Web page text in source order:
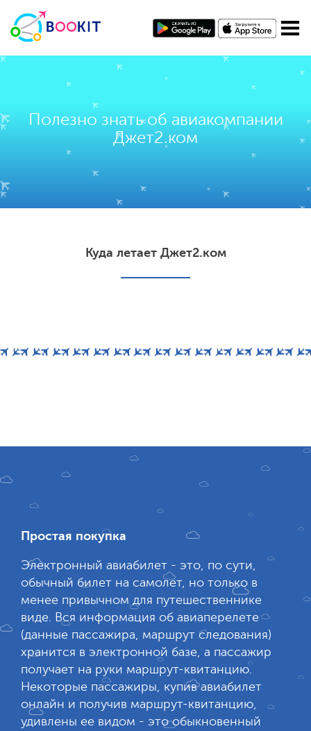
Полезно знать об авиакомпании
Джет2.ком
Куда летает Джет2.ком
Простая покупка
Электронный авиабилет - это, по сути,
обычный билет на самолет, но только в
менее привычном для путешественнике
виде. Вся информация об авиаперелете
(данные пассажира, маршрут следования)
хранится в электронной базе, а пассажир
получает на руки маршрут-квитанцию.
Некоторые пассажиры, купив авиабилет
онлайн и получив маршрут-квитанцию,
удивлены ее видом - это обыкновенный